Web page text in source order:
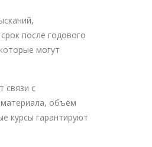
после годового
могут
связи с
объём
курсы гарантируют